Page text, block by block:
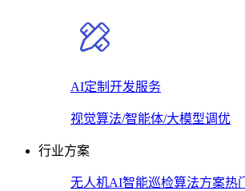
AI定制开发服务
视觉算法/智能体/大模型调优
行业方案
无人机AI智能巡检算法方案热门